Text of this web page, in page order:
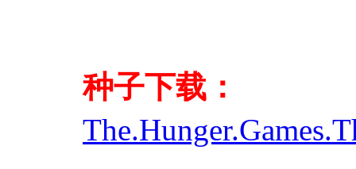
种子下载：